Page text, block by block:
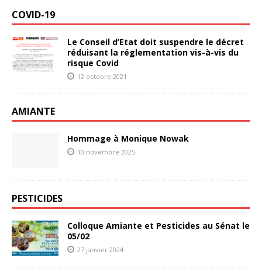
COVID-19
Le Conseil d’Etat doit suspendre le décret
réduisant la réglementation vis-à-vis du
risque Covid
12 octobre 2021
AMIANTE
Hommage à Monique Nowak
10 novembre 2025
PESTICIDES
Colloque Amiante et Pesticides au Sénat le
05/02
27 janvier 2024